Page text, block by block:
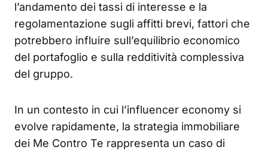
l’andamento dei tassi di interesse e la
regolamentazione sugli affitti brevi, fattori che
potrebbero influire sull’equilibrio economico
del portafoglio e sulla redditività complessiva
del gruppo.
In un contesto in cui l’influencer economy si
evolve rapidamente, la strategia immobiliare
dei Me Contro Te rappresenta un caso di